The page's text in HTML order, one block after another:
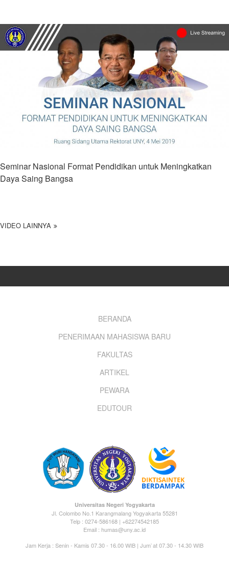
Seminar Nasional Format Pendidikan untuk Meningkatkan
Daya Saing Bangsa
VIDEO LAINNYA
BERANDA
PENERIMAAN MAHASISWA BARU
FAKULTAS
ARTIKEL
PEWARA
EDUTOUR
Universitas Negeri Yogyakarta
Jl. Colombo No.1 Karangmalang Yogyakarta 55281
Telp : 0274-586168 | +62274542185
Email : humas@uny.ac.id
Jam Kerja : Senin - Kamis 07.30 - 16.00 WIB | Jum`at 07.30 - 14.30 WIB